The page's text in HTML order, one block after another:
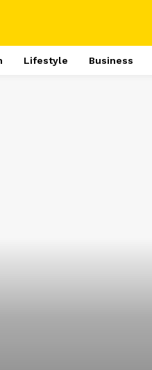
Lifestyle Business